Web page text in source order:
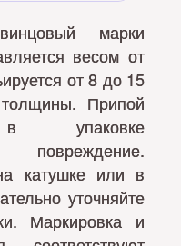
марки
весом от
от 8 до 15
Припой
в упаковке
катушке или в
уточняйте
Маркировка и